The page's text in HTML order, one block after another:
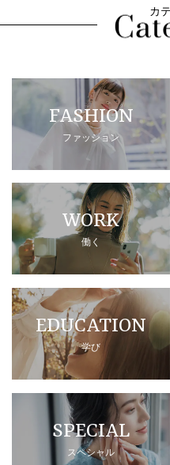
カ
FASHION
ファッション
WORK
働く
EDUCATION
学び
SPECIAL
スペシャル